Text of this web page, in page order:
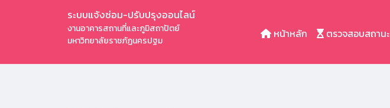
ระบบแจ้งซ่อม-ปรับปรุงออนไลน์
งานอาคารสถานที่และภูมิสถาปัตย์
มหาวิทยาลัยราชภัฏนครปฐม
หน้าหลัก ตรวจสอบสถานะ